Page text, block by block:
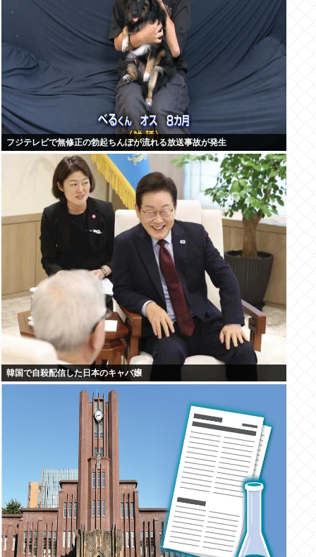
フジテレビで無修正の勃起ちんぽが流れる放送事故が発生
韓国で自殺配信した日本のキャバ嬢